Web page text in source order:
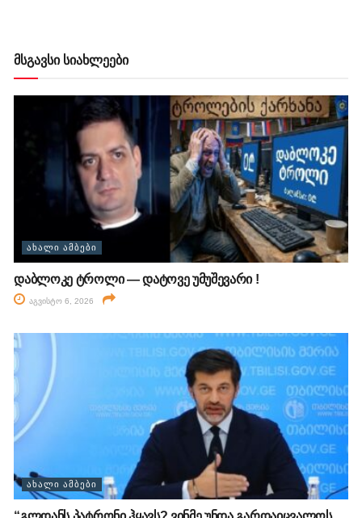
მსგავსი სიახლეები
ᲐᲮᲐᲚᲘ ᲐᲛᲑᲔᲑᲘ
დაბლოკე ტროლი — დატოვე უმუშევარი !
აგვისტო 6, 2026
ᲐᲮᲐᲚᲘ ᲐᲛᲑᲔᲑᲘ